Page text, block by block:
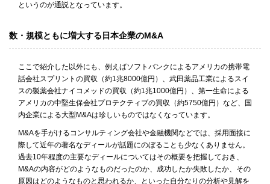
というのが通説となっています。
数・規模ともに増大する日本企業のM&A
ここで紹介した以外にも、例えばソフトバンクによるアメリカの携帯電
話会社スプリントの買収（約1兆8000億円）、武田薬品工業によるスイ
スの製薬会社ナイコメッドの買収（約1兆1000億円）、第一生命による
アメリカの中堅生保会社プロテクティブの買収（約5750億円）など、国
内企業による大型M&Aは珍しいものではなくなっています。
M&Aを手がけるコンサルティング会社や金融機関などでは、採用面接に
際して近年の著名なディールが話題にのぼることも少なくありません。
過去10年程度の主要なディールについてはその概要を把握しておき、
M&Aの内容がどのようなものだったのか、成功したか失敗したか、その
原因はどのようなものと思われるか、といった自分なりの分析や見解を